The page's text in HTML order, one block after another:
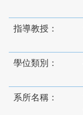
指導教授：
學位類別：
系所名稱：